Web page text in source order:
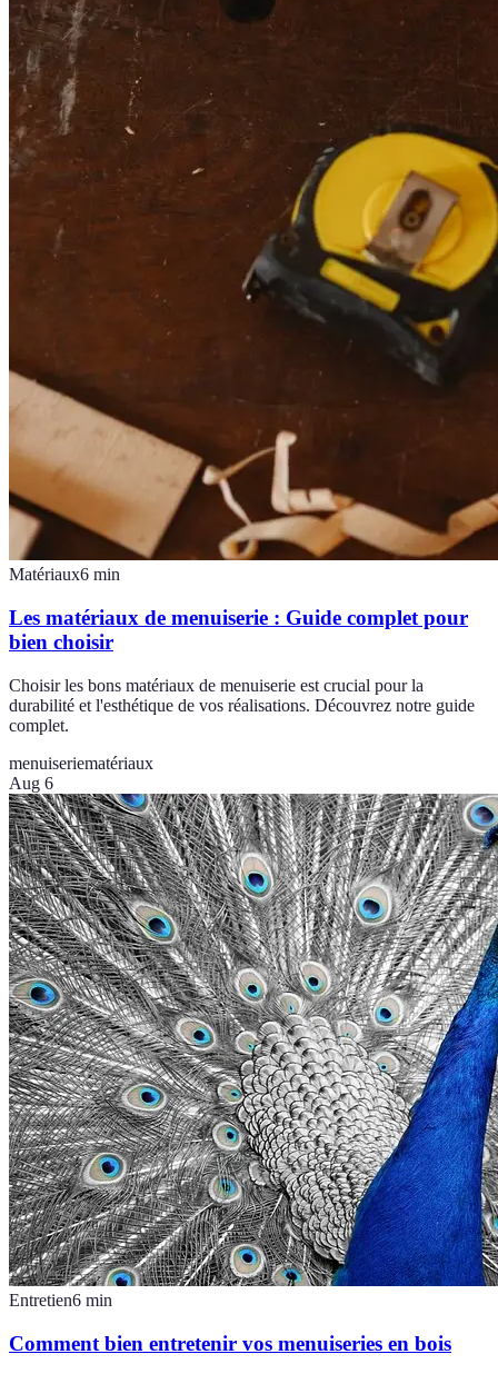
Matériaux6 min
Les matériaux de menuiserie : Guide complet pour
bien choisir
Choisir les bons matériaux de menuiserie est crucial pour la
durabilité et l'esthétique de vos réalisations. Découvrez notre guide
complet.
menuiseriematériaux
Aug 6
Entretien6 min
Comment bien entretenir vos menuiseries en bois